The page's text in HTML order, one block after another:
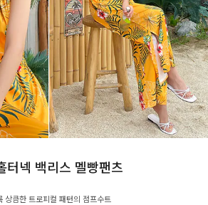
터넥 백리스 멜빵팬츠
큼한 트로피컬 패턴의 점프수트